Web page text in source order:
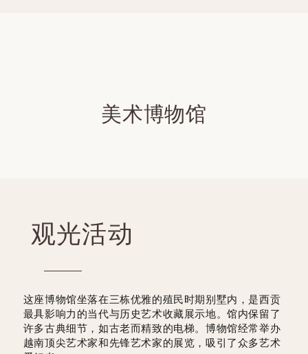
美术博物馆
观光活动
这座博物馆坐落在三栋优雅的殖民时期别墅内，是西贡
最具影响力的当代与历史艺术收藏展示地。馆内保留了
许多古典细节，如古老而精致的电梯。博物馆经常举办
越南顶尖艺术家和先锋艺术家的展览，吸引了众多艺术